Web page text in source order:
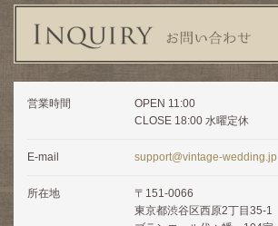
営業時間
OPEN 11:00
CLOSE 18:00 水曜定休
E-mail support@vintage-wedding.jp
所在地
〒151-0066
東京都渋谷区西原2丁目35-1